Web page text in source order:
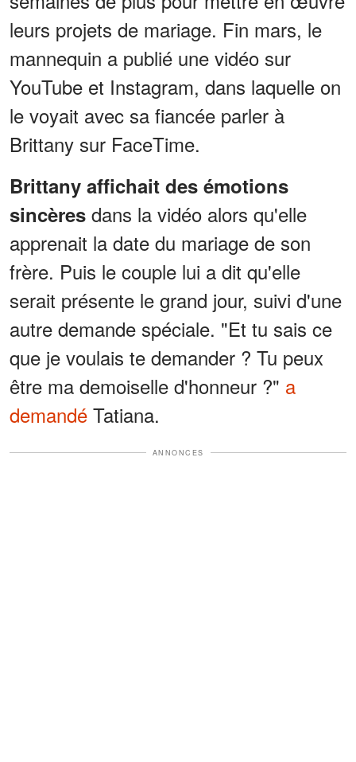
leurs projets de mariage. Fin mars, le
mannequin a publié une vidéo sur
YouTube et Instagram, dans laquelle on
le voyait avec sa fiancée parler à
Brittany sur FaceTime.
Brittany affichait des émotions
sincères dans la vidéo alors qu'elle
apprenait la date du mariage de son
frère. Puis le couple lui a dit qu'elle
serait présente le grand jour, suivi d'une
autre demande spéciale. "Et tu sais ce
que je voulais te demander ? Tu peux
être ma demoiselle d'honneur ?" a
demandé Tatiana.
ANNONCES